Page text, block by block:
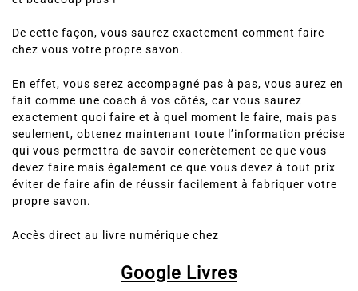
De cette façon, vous saurez exactement comment faire
chez vous votre propre savon.
En effet, vous serez accompagné pas à pas, vous aurez en
fait comme une coach à vos côtés, car vous saurez
exactement quoi faire et à quel moment le faire, mais pas
seulement, obtenez maintenant toute l’information précise
qui vous permettra de savoir concrètement ce que vous
devez faire mais également ce que vous devez à tout prix
éviter de faire afin de réussir facilement à fabriquer votre
Accès direct au livre numérique chez
Google Livres